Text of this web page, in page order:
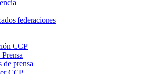
federaciones
CCP
de prensa
CCP